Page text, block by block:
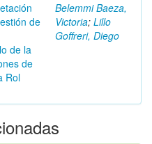
de
de la
de
Rol
Belemmi Baeza,
Victoria; Lillo
Goffreri, Diego